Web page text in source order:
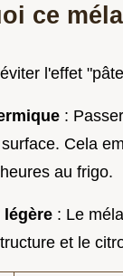
ce
l'effet
:
surface. Cela
au frigo.
: Le
et le